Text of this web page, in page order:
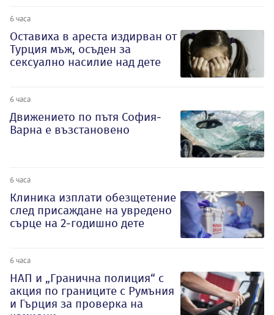
6 часа
Оставиха в ареста издирван от
Турция мъж, осъден за
сексуално насилие над дете
6 часа
Движението по пътя София-
Варна е възстановено
6 часа
Клиника изплати обезщетение
след присаждане на увредено
сърце на 2-годишно дете
6 часа
НАП и „Гранична полиция“ с
акция по границите с Румъния
и Гърция за проверка на